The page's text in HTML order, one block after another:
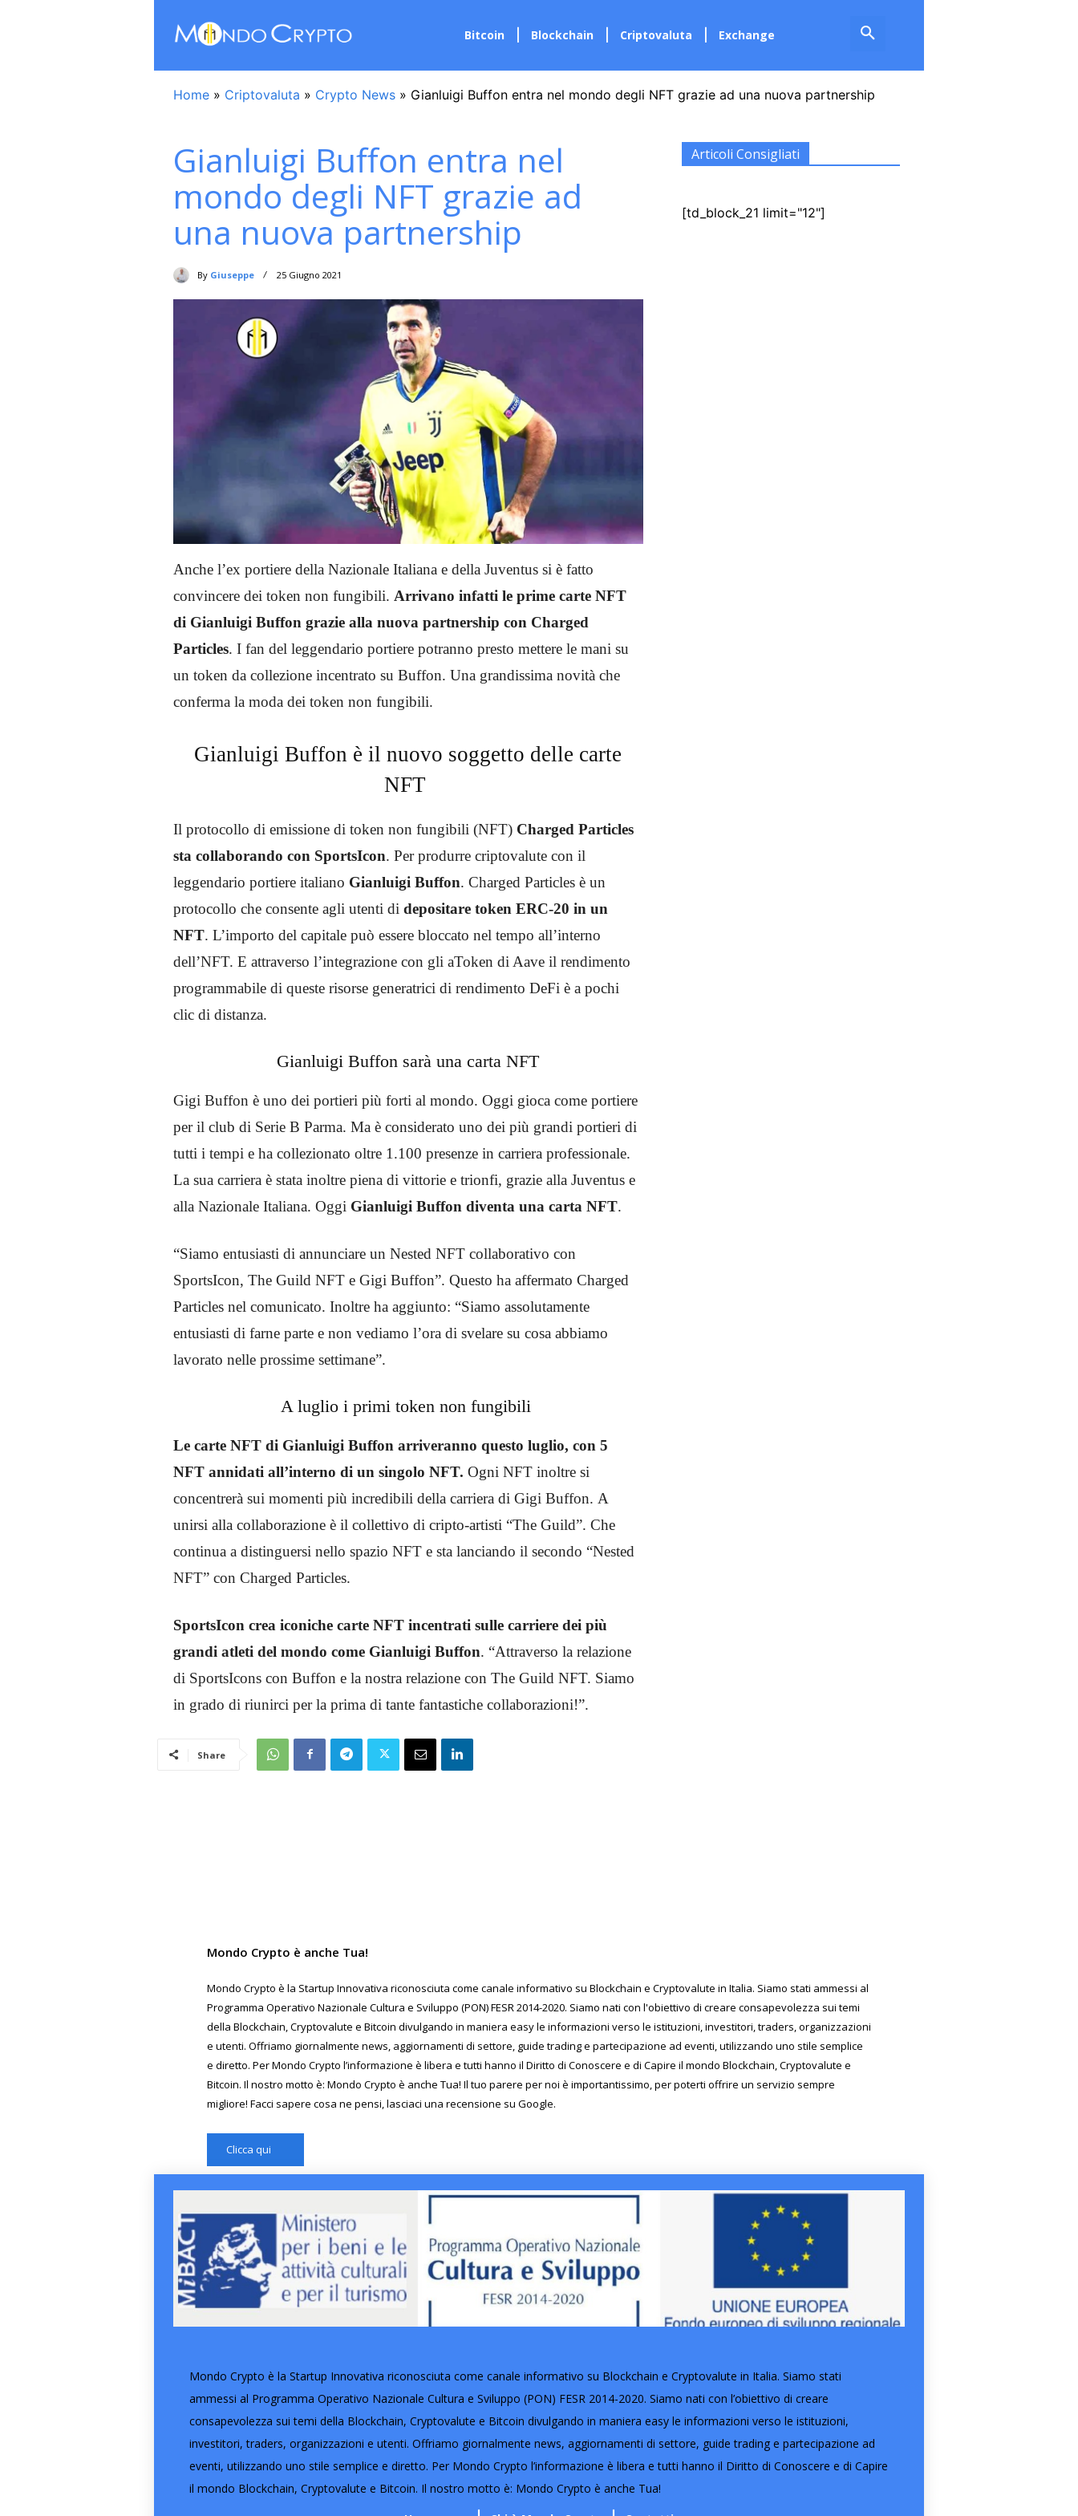
Bitcoin Blockchain Criptovaluta Exchange
Home » Criptovaluta » Crypto News » Gianluigi Buffon entra nel mondo degli NFT grazie ad una nuova partnership
Gianluigi Buffon entra nel
mondo degli NFT grazie ad
una nuova partnership
By Giuseppe 25 Giugno 2021
Anche l’ex portiere della Nazionale Italiana e della Juventus si è fatto
convincere dei token non fungibili. Arrivano infatti le prime carte NFT
di Gianluigi Buffon grazie alla nuova partnership con Charged
Particles. I fan del leggendario portiere potranno presto mettere le mani su
un token da collezione incentrato su Buffon. Una grandissima novità che
conferma la moda dei token non fungibili.
Gianluigi Buffon è il nuovo soggetto delle carte
NFT
Il protocollo di emissione di token non fungibili (NFT) Charged Particles
sta collaborando con SportsIcon. Per produrre criptovalute con il
leggendario portiere italiano Gianluigi Buffon. Charged Particles è un
protocollo che consente agli utenti di depositare token ERC-20 in un
NFT. L’importo del capitale può essere bloccato nel tempo all’interno
dell’NFT. E attraverso l’integrazione con gli aToken di Aave il rendimento
programmabile di queste risorse generatrici di rendimento DeFi è a pochi
clic di distanza.
Gianluigi Buffon sarà una carta NFT
Gigi Buffon è uno dei portieri più forti al mondo. Oggi gioca come portiere
per il club di Serie B Parma. Ma è considerato uno dei più grandi portieri di
tutti i tempi e ha collezionato oltre 1.100 presenze in carriera professionale.
La sua carriera è stata inoltre piena di vittorie e trionfi, grazie alla Juventus e
alla Nazionale Italiana. Oggi Gianluigi Buffon diventa una carta NFT.
“Siamo entusiasti di annunciare un Nested NFT collaborativo con
SportsIcon, The Guild NFT e Gigi Buffon”. Questo ha affermato Charged
Particles nel comunicato. Inoltre ha aggiunto: “Siamo assolutamente
entusiasti di farne parte e non vediamo l’ora di svelare su cosa abbiamo
lavorato nelle prossime settimane”.
A luglio i primi token non fungibili
Le carte NFT di Gianluigi Buffon arriveranno questo luglio, con 5
NFT annidati all’interno di un singolo NFT. Ogni NFT inoltre si
concentrerà sui momenti più incredibili della carriera di Gigi Buffon. A
unirsi alla collaborazione è il collettivo di cripto-artisti “The Guild”. Che
continua a distinguersi nello spazio NFT e sta lanciando il secondo “Nested
NFT” con Charged Particles.
SportsIcon crea iconiche carte NFT incentrati sulle carriere dei più
grandi atleti del mondo come Gianluigi Buffon. “Attraverso la relazione
di SportsIcons con Buffon e la nostra relazione con The Guild NFT. Siamo
in grado di riunirci per la prima di tante fantastiche collaborazioni!”.
Share
Articoli Consigliati
[td_block_21 limit="12"]
Mondo Crypto è anche Tua!
Mondo Crypto è la Startup Innovativa riconosciuta come canale informativo su Blockchain e Cryptovalute in Italia. Siamo stati ammessi al
Programma Operativo Nazionale Cultura e Sviluppo (PON) FESR 2014-2020. Siamo nati con l'obiettivo di creare consapevolezza sui temi
della Blockchain, Cryptovalute e Bitcoin divulgando in maniera easy le informazioni verso le istituzioni, investitori, traders, organizzazioni
e utenti. Offriamo giornalmente news, aggiornamenti di settore, guide trading e partecipazione ad eventi, utilizzando uno stile semplice
e diretto. Per Mondo Crypto l’informazione è libera e tutti hanno il Diritto di Conoscere e di Capire il mondo Blockchain, Cryptovalute e
Bitcoin. Il nostro motto è: Mondo Crypto è anche Tua! Il tuo parere per noi è importantissimo, per poterti offrire un servizio sempre
migliore! Facci sapere cosa ne pensi, lasciaci una recensione su Google.
Clicca qui
Mondo Crypto è la Startup Innovativa riconosciuta come canale informativo su Blockchain e Cryptovalute in Italia. Siamo stati
ammessi al Programma Operativo Nazionale Cultura e Sviluppo (PON) FESR 2014-2020. Siamo nati con l’obiettivo di creare
consapevolezza sui temi della Blockchain, Cryptovalute e Bitcoin divulgando in maniera easy le informazioni verso le istituzioni,
investitori, traders, organizzazioni e utenti. Offriamo giornalmente news, aggiornamenti di settore, guide trading e partecipazione ad
eventi, utilizzando uno stile semplice e diretto. Per Mondo Crypto l’informazione è libera e tutti hanno il Diritto di Conoscere e di Capire
il mondo Blockchain, Cryptovalute e Bitcoin. Il nostro motto è: Mondo Crypto è anche Tua!